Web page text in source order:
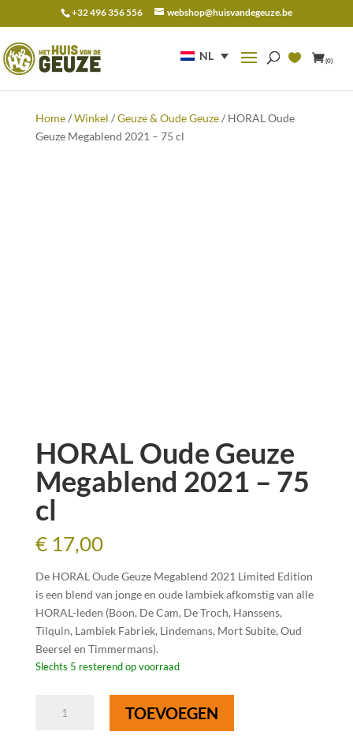
+32 496 356 556 webshop@huisvandegeuze.be
NL (0)
naar:
Home/Winkel /Geuze & Oude Geuze/ HORAL Oude
Geuze Megablend 2021 – 75 cl
HORAL Oude Geuze
Megablend 2021 – 75
cl
€17,00
De HORAL Oude Geuze Megablend 2021 Limited Edition
is een blend van jonge en oude lambiek afkomstig van alle
HORAL-leden (Boon, De Cam, De Troch, Hanssens,
Tilquin, Lambiek Fabriek, Lindemans, Mort Subite, Oud
Beersel en Timmermans).
Slechts 5 resterend op voorraad
TOEVOEGEN